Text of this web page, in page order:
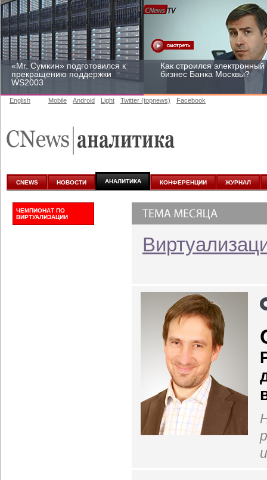
«Mr. Сумкин» подготовился к
прекращению поддержки
WS2003
Как строился электронный
бизнес Банка Москвы?
к аналитике
участвовать
English Mobile Android Light Twitter (topnews) Facebook
CNEWS НОВОСТИ АНАЛИТИКА КОНФЕРЕНЦИИ ЖУРНАЛ
ЧЕМПИОНАТ ПО
ВИРТУАЛИЗАЦИИ